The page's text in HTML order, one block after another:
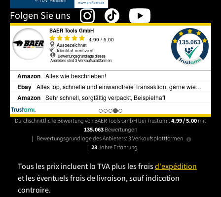
Folgen Sie uns
Durchschnittliche Bewertung von BAER Tools GmbH bei Trustami:4.99 / 5.00mit
135.063Bewertungen
| Bewertungsgrundlage des Anbieters: 3 Verkaufsplattformen
| 23Jahre Erfahrung
Tous les prix incluent la TVA plus les fraisd'expédition
et les éventuels frais de livraison, sauf indication
contraire.